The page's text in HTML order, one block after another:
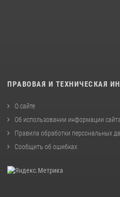
ПРАВОВАЯ И ТЕХНИЧЕСКАЯ
О сайте
Об использовании информации
Правила обработки персональных
Сообщить об ошибках